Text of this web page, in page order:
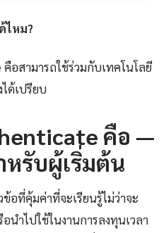
ไหม?
อสามารถใช้ร่วมกับเทคโนโลยี
ด้เปรียบ
คือ —
หรับผู้เริ่มต้น
อที่คุ้มค่าที่จะเรียนรู้ไม่ว่าจะ
นำไปใช้ในงานการลงทุนเวลา